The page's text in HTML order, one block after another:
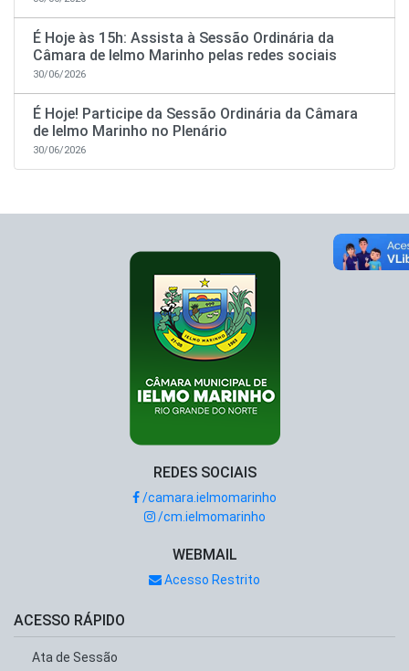
É Hoje às 15h: Assista à Sessão Ordinária da
Câmara de Ielmo Marinho pelas redes sociais
30/06/2026
É Hoje! Participe da Sessão Ordinária da Câmara
de Ielmo Marinho no Plenário
30/06/2026
REDES SOCIAIS
/camara.ielmomarinho
/cm.ielmomarinho
WEBMAIL
Acesso Restrito
ACESSO RÁPIDO
Ata de Sessão